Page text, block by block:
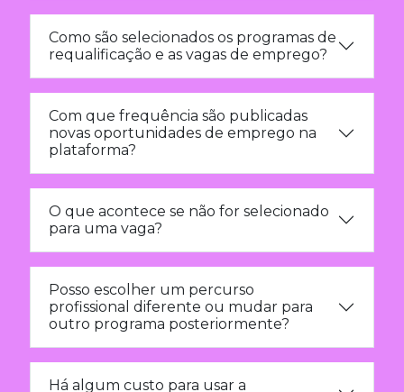
Como são selecionados os programas de
requalificação e as vagas de emprego?
Com que frequência são publicadas
novas oportunidades de emprego na
plataforma?
O que acontece se não for selecionado
para uma vaga?
Posso escolher um percurso
profissional diferente ou mudar para
outro programa posteriormente?
Há algum custo para usar a